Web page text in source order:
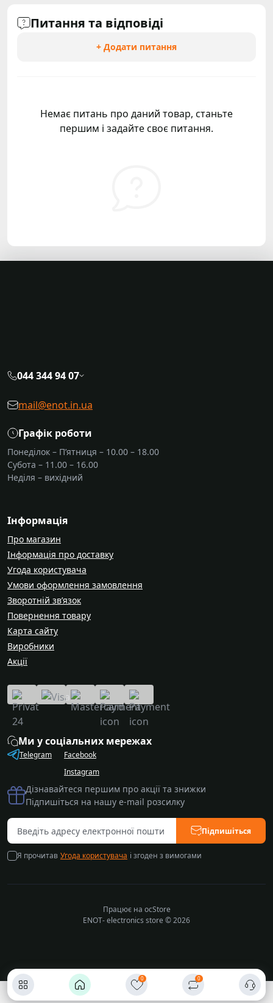
0 0
Питання та відповіді
+ Додати питання
Немає питань про даний товар, станьте
першим і задайте своє питання.
044 344 94 07
mail@enot.in.ua
Графік роботи
Понеділок – П’ятниця – 10.00 – 18.00
Субота – 11.00 – 16.00
Неділя – вихідний
Інформація
Про магазин
Інформація про доставку
Угода користувача
Умови оформлення замовлення
Зворотній зв’язок
Повернення товару
Карта сайту
Виробники
Акції
Ми у соціальних мережах
Telegram
Facebook
Instagram
Дізнавайтеся першим про акції та знижки
Підпишіться на нашу e-mail розсилку
Підпишіться
Я прочитав Угода користувача і згоден з вимогами
Працює на ocStore
ENOT- electronics store © 2026